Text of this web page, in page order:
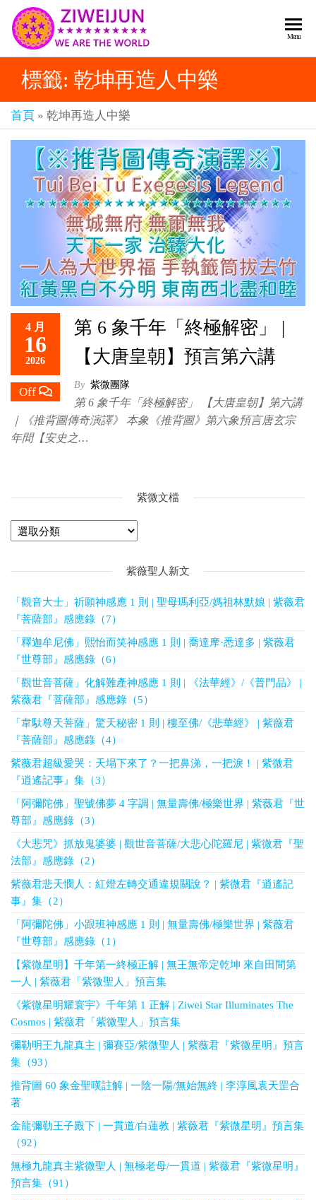
紫薇
聖人
《推
背
圖》
預
言-
紫薇
君寰
宇傳
奇官
網
救
樂
章-
人
人
都
是
彌
賽
亞-
個
個
都
救
世
主
Menu
標籤: 乾坤再造人中樂
首頁 » 乾坤再造人中樂
4 月
16
2026
Off
第 6 象千年「終極解密」 |
【大唐皇朝】預言第六講
By 紫微團隊
第 6 象千年「終極解密」 【大唐皇朝】第六講
｜《推背圖傳奇演譯》 本象《推背圖》第六象預言唐玄宗
年間【安史之…
紫微文檔
紫薇聖人新文
「觀音大士」祈願神感應 1 則 | 聖母瑪利亞/媽祖林默娘 | 紫薇君
『菩薩部』感應錄（7）
「釋迦牟尼佛」熙怡而笑神感應 1 則 | 喬達摩·悉達多 | 紫薇君
『世尊部』感應錄（6）
「觀世音菩薩」化解難產神感應 1 則 | 《法華經》/《普門品》 |
紫薇君『菩薩部』感應錄（5）
「韋馱尊天菩薩」驚天秘密 1 則 | 樓至佛/《悲華經》 | 紫薇君
『菩薩部』感應錄（4）
紫薇君超級愛哭：天塌下來了？一把鼻涕，一把淚！ | 紫微君
『逍遙記事』集（3）
「阿彌陀佛」聖號佛夢 4 字調 | 無量壽佛/極樂世界 | 紫薇君『世
尊部』感應錄（3）
《大悲咒》抓放鬼婆婆 | 觀世音菩薩/大悲心陀羅尼 | 紫微君『聖
法部』感應錄（2）
紫薇君悲天憫人：紅燈左轉交通違規關說？ | 紫微君『逍遙記
事』集（2）
「阿彌陀佛」小跟班神感應 1 則 | 無量壽佛/極樂世界 | 紫薇君
『世尊部』感應錄（1）
【紫微星明】千年第一終極正解 | 無王無帝定乾坤 來自田間第
一人 | 紫薇君「紫微聖人」預言集
《紫微星明耀寰宇》千年第 1 正解 | Ziwei Star Illuminates The
Cosmos | 紫薇君「紫微聖人」預言集
彌勒明王九龍真主 | 彌賽亞/紫微聖人 | 紫薇君『紫微星明』預言
集（93）
推背圖 60 象金聖嘆註解 | 一陰一陽/無始無終 | 李淳風袁天罡合
著
金龍彌勒王子殿下 | 一貫道/白蓮教 | 紫薇君『紫微星明』預言集
（92）
無極九龍真主紫微聖人 | 無極老母/一貫道 | 紫薇君『紫微星明』
預言集（91）